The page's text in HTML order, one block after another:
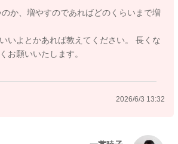
か、増やすのであればどのくらいまで増
いよとかあれば教えてください。 長くな
お願いいたします。
2026/6/3 13:32